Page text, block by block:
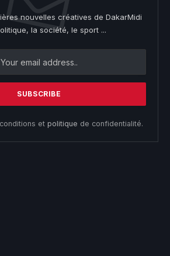
nouvelles créatives de DakarMidi
la société, le sport ...
et politique de confidentialité.